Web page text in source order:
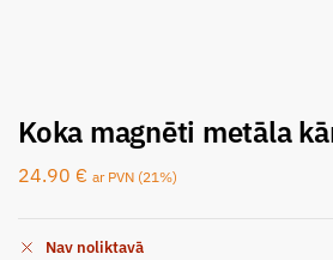
Koka magnēti metāla
24.90 € ar PVN (21%)
Nav noliktavā